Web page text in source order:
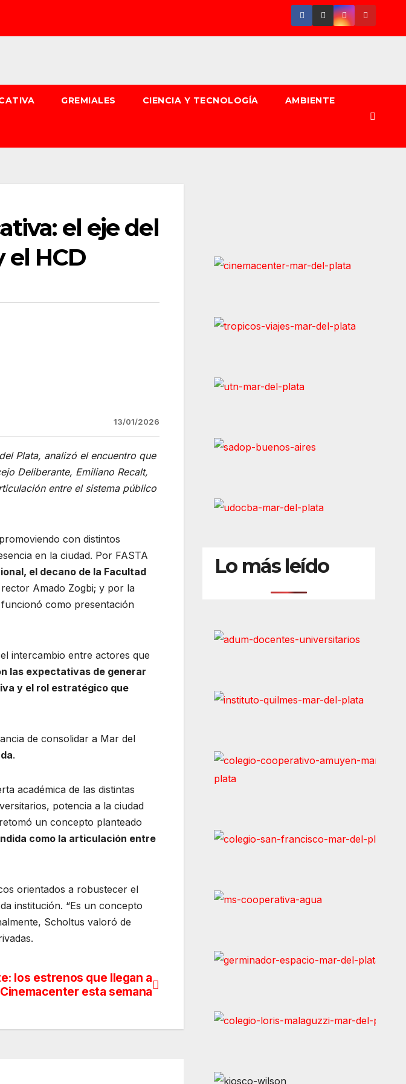
GREMIALES CIENCIA Y TECNOLOGÍA AMBIENTE
el eje del
HCD
13/01/2026
Plata, analizó el encuentro que
Deliberante, Emiliano Recalt,
entre el sistema público
con distintos
en la ciudad. Por FASTA
el decano de la Facultad
Amado Zogbi; y por la
como presentación
intercambio entre actores que
las expectativas de generar
y el rol estratégico que
de consolidar a Mar del
.
académica de las distintas
potencia a la ciudad
un concepto planteado
como la articulación entre
orientados a robustecer el
institución. “Es un concepto
Scholtus valoró de
los estrenos que llegan a
Cinemacenter esta semana
Lo más leído